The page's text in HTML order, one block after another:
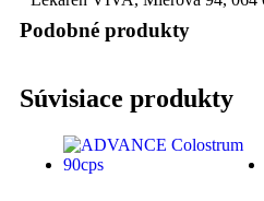
Podobné produkty
Súvisiace produkty